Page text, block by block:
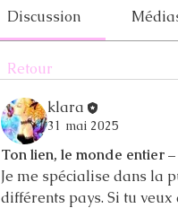
Discussion
Retour
klara
31 mai 2025
Ton lien, le monde entier –
Je me spécialise dans la
différents pays. Si tu